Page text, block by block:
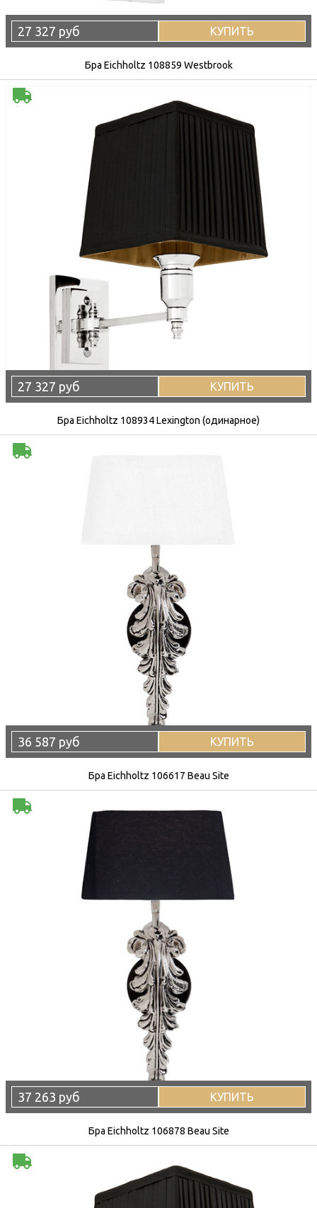
27 327 руб КУПИТЬ
Бра Eichholtz 108859 Westbrook
27 327 руб КУПИТЬ
Бра Eichholtz 108934 Lexington (одинарное)
36 587 руб КУПИТЬ
Бра Eichholtz 106617 Beau Site
37 263 руб КУПИТЬ
Бра Eichholtz 106878 Beau Site